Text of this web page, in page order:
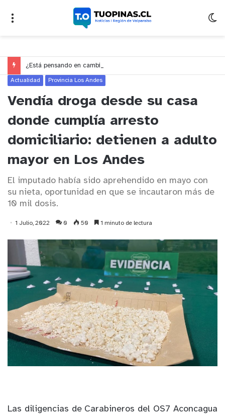
Actualidad Provincia Los Andes
Vendía droga desde su casa
donde cumplía arresto
domiciliario: detienen a adulto
mayor en Los Andes
El imputado había sido aprehendido en mayo con
su nieta, oportunidad en que se incautaron más de
10 mil dosis.
1 Julio, 2022 0 50 1 minuto de lectura
Las diligencias de Carabineros del OS7 Aconcagua